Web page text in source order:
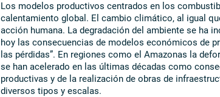
Los modelos productivos centrados en los
calentamiento global. El cambio climático, al igual
acción humana. La degradación del ambiente se ha
hoy las consecuencias de modelos económicos de
las pérdidas”. En regiones como el Amazonas la
se han acelerado en las últimas décadas como
productivas y de la realización de obras de
diversos tipos y escalas.